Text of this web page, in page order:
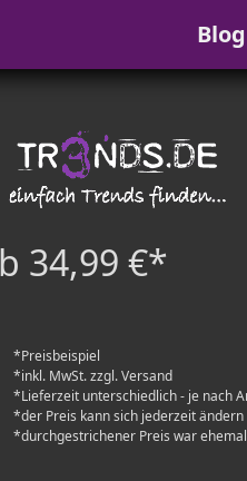
Blog
34,99 €*
*Preisbeispiel
*inkl. MwSt. zzgl. Versand
*Lieferzeit unterschiedlich - je nach
*der Preis kann sich jederzeit
*durchgestrichener Preis war